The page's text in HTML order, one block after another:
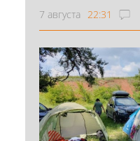
7 августа 22:31